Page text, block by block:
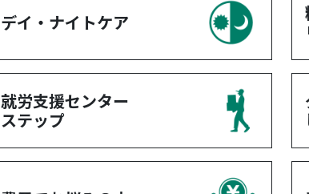
デイ・ナイトケア
就労支援センター
ステップ